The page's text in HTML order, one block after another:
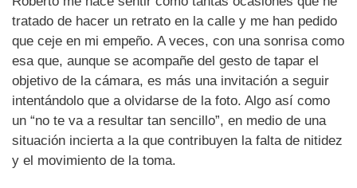
tratado de hacer un retrato en la calle y me han pedido
que ceje en mi empeño. A veces, con una sonrisa como
esa que, aunque se acompañe del gesto de tapar el
objetivo de la cámara, es más una invitación a seguir
intentándolo que a olvidarse de la foto. Algo así como
un “no te va a resultar tan sencillo”, en medio de una
situación incierta a la que contribuyen la falta de nitidez
y el movimiento de la toma.